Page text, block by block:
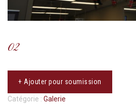
02
+ Ajouter pour soumission
Catégorie : Galerie